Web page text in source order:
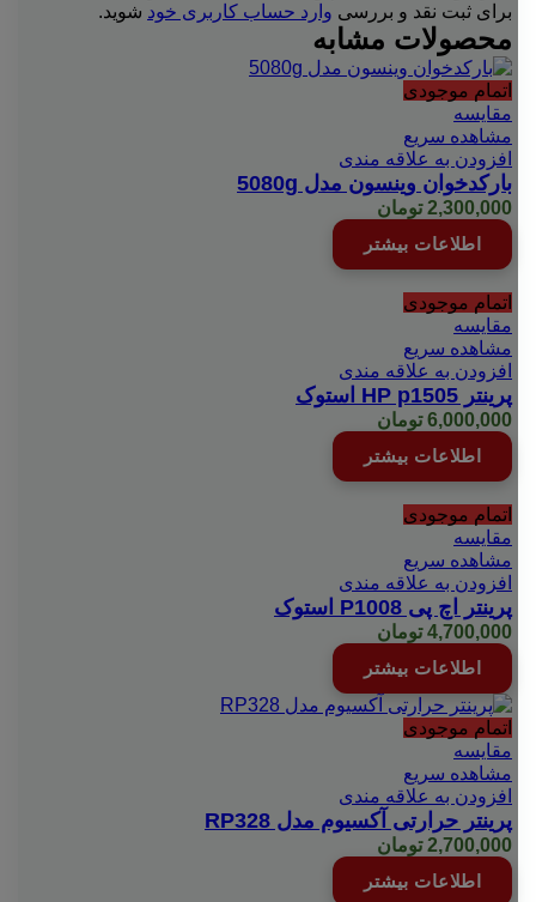
برای ثبت نقد و بررسی وارد حساب کاربری خود شوید.
محصولات مشابه
اتمام موجودی
مقایسه
مشاهده سریع
افزودن به علاقه مندی
بارکدخوان وینسون مدل 5080g
2,300,000 تومان
اطلاعات بیشتر
اتمام موجودی
مقایسه
مشاهده سریع
افزودن به علاقه مندی
پرینتر HP p1505 استوک
6,000,000 تومان
اطلاعات بیشتر
اتمام موجودی
مقایسه
مشاهده سریع
افزودن به علاقه مندی
پرینتر اچ پی P1008 استوک
4,700,000 تومان
اطلاعات بیشتر
اتمام موجودی
مقایسه
مشاهده سریع
افزودن به علاقه مندی
پرینتر حرارتی آکسیوم مدل RP328
2,700,000 تومان
اطلاعات بیشتر